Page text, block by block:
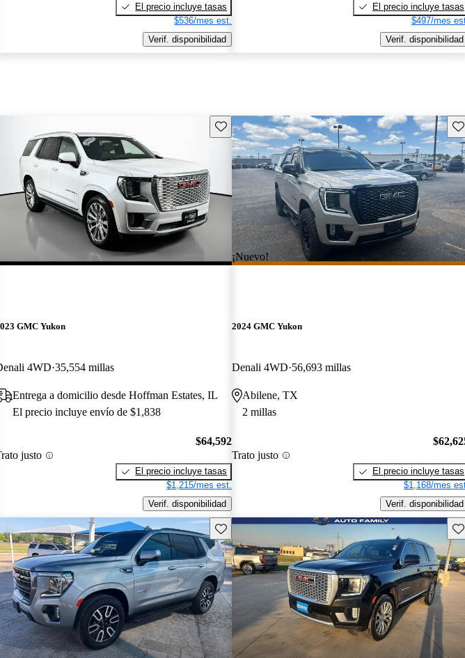
El precio incluye tasas
$536/mes est.
Verif. disponibilidad
El precio incluye tasas
$497/mes
Verif. disponibilidad
este Aviso Guarda este Aviso
GMC Yukon
4WD 35,554 millas
Entrega a domicilio desde Hoffman Estates, IL
El precio incluye envío de $1,838
justo
$64,592
El precio incluye tasas
$1,215/mes est.
Verif. disponibilidad
¡Nuevo!
2024 GMC Yukon
Denali 4WD 56,693 millas
Abilene, TX
2 millas
Trato justo
El precio incluye tasas
$1,168/mes
Verif. disponibilidad
este Aviso Guarda este Aviso